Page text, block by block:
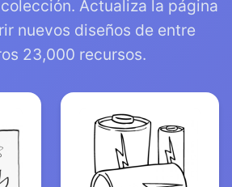
Actualiza la página
nuevos diseños de entre
23,000 recursos.